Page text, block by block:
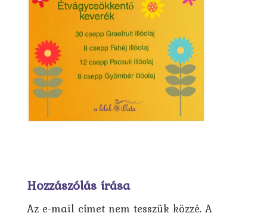
Hozzászólás írása
Az e-mail címet nem tesszük közzé. A